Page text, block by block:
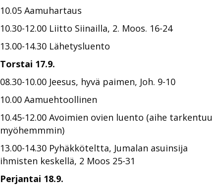
10.05 Aamuhartaus
10.30-12.00 Liitto Siinailla, 2. Moos. 16-24
13.00-14.30 Lähetysluento
Torstai 17.9.
08.30-10.00 Jeesus, hyvä paimen, Joh. 9-10
10.00 Aamuehtoollinen
10.45-12.00 Avoimien ovien luento (aihe tarkentuu
myöhemmmin)
13.00-14.30 Pyhäkköteltta, Jumalan asuinsija
ihmisten keskellä, 2 Moos 25-31
Perjantai 18.9.